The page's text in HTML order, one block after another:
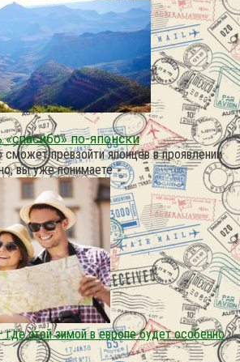
«спасибо» по-японски
превзойти японцев в проявлении
вы уже понимаете
где этой зимой в европе будет особенно